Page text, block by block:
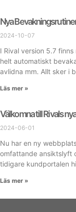
Nya
2024-10-07
I Rival version 5.7
helt automatiskt
avlidna mm. Allt sker i
Läs mer »
Välkomna till Rivals
2024-06-01
Nu har en ny
omfattande ansiktslyft
tidigare kundportalen
Läs mer »